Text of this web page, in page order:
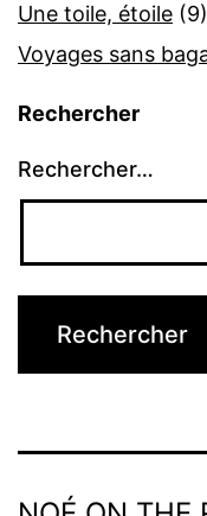
Une toile, étoile (9)
Voyages sans
Rechercher
Rechercher…